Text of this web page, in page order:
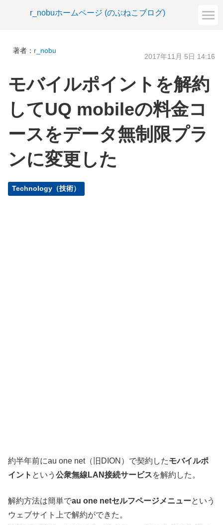
r_nobuホームページ (のぶねこブログ)
著者： r_nobu
2017年11月 5日 14:16
モバイルポイントを解約
してUQ mobileの料金コ
ースをデータ無制限プラ
ンに変更した
Technology（技術）
約半年前にau one net（旧DION）で契約したモバイルポ
イント という 公衆無線LAN接続サービスを解約した。
解約方法は簡単でau one netセルフページメニューという
ウェブサイト上で解約ができた。